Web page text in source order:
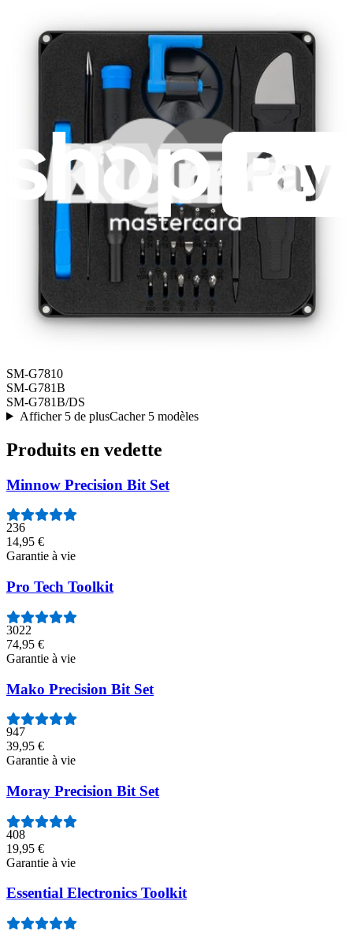
Samsung Galaxy S20 FE
SM-G780F
SM-G780F/DSM
SM-G7810
SM-G781B
SM-G781B/DS
Afficher 5 de plusCacher 5 modèles
Produits en vedette
Minnow Precision Bit Set
236
14,95 €
Garantie à vie
Pro Tech Toolkit
3022
74,95 €
Garantie à vie
Mako Precision Bit Set
947
39,95 €
Garantie à vie
Moray Precision Bit Set
408
19,95 €
Garantie à vie
Essential Electronics Toolkit